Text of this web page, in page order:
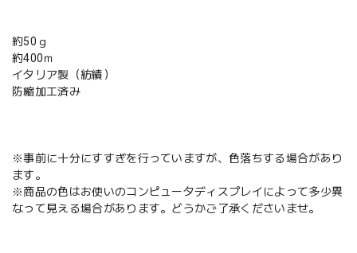
約50ｇ
約400ｍ
イタリア製（紡績）
防縮加工済み
※事前に十分にすすぎを行っていますが、色落ちする場合があり
ます。
※商品の色はお使いのコンピュータディスプレイによって多少異
なって見える場合があります。どうかご了承くださいませ。